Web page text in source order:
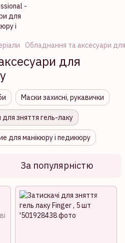
Обладнання та аксесуари
для
Маски захисні, рукавички
зняття гель-лаку
для манікюру і педикюру
За популярністю